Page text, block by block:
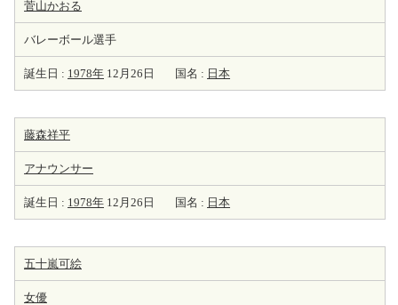
菅山かおる
バレーボール選手
誕生日 : 1978年 12月26日 国名 : 日本
藤森祥平
アナウンサー
誕生日 : 1978年 12月26日 国名 : 日本
五十嵐可絵
女優